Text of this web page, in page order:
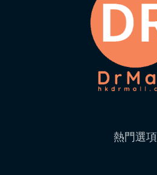
熱門選項